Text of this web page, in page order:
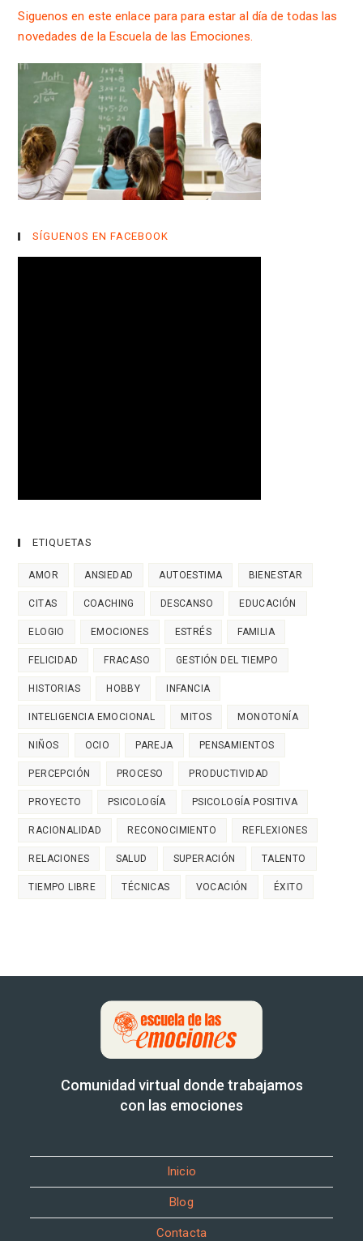
Siguenos en este enlace para para estar al día de todas las
novedades de la Escuela de las Emociones.
SÍGUENOS EN FACEBOOK
ETIQUETAS
AMOR ANSIEDAD AUTOESTIMA BIENESTAR
CITAS COACHING DESCANSO EDUCACIÓN
ELOGIO EMOCIONES ESTRÉS FAMILIA
FELICIDAD FRACASO GESTIÓN DEL TIEMPO
HISTORIAS HOBBY INFANCIA
INTELIGENCIA EMOCIONAL MITOS MONOTONÍA
NIÑOS OCIO PAREJA PENSAMIENTOS
PERCEPCIÓN PROCESO PRODUCTIVIDAD
PROYECTO PSICOLOGÍA PSICOLOGÍA POSITIVA
RACIONALIDAD RECONOCIMIENTO REFLEXIONES
RELACIONES SALUD SUPERACIÓN TALENTO
TIEMPO LIBRE TÉCNICAS VOCACIÓN ÉXITO
Comunidad virtual donde trabajamos
con las emociones
Inicio
Blog
Contacta